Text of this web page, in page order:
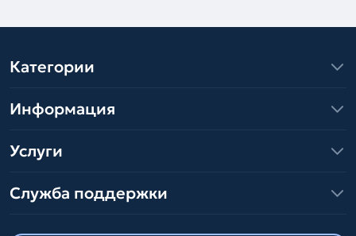
Категории
Информация
Услуги
Служба поддержки